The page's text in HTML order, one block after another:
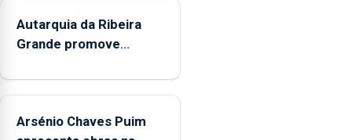
o
mês
agosto,
as
14h00
Autarquia da Ribeira
Grande promove
Verão"
Arsénio Chaves Puim